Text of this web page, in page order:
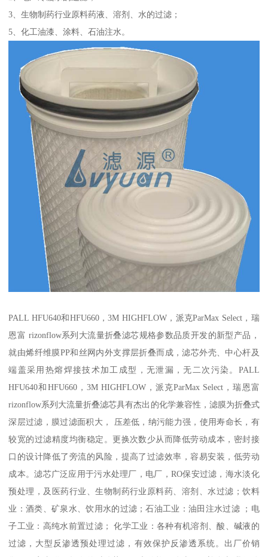
3、生物制药行业原料药液、溶剂、水的过滤；
5、化工油漆、涂料、石油注水。
PALL HFU640和HFU660，3M HIGHFLOW，派克ParMax Select，瑞
恩富 rizonflow系列大流量折叠滤芯规格参数品质开发的新型产品，
就由烯纤维膜PP和丝网内外支撑层折叠而成，滤芯外壳、中心杆及
端盖采用热熔焊接技术加工成型，无泄漏，无二次污染。PALL
HFU640和HFU660，3M HIGHFLOW，派克ParMax Select，瑞恩富
rizonflow系列大流量折叠滤芯具有杰出的化学兼容性，滤膜为折叠式
深层过滤，膜过滤面积大， 压差低，纳污能力强，使用寿命长，有
较宽的过滤精度均衡稳定。更换次数少从而降低劳动成本，密封接
口的设计降低了旁流的风险，提高了过滤效率，容易安装，低劳动
成本。滤芯广泛应用于污水处理厂，电厂，RO保安过滤，海水淡化
预处理，及医药行业、生物制药行业原料药、溶剂、水过滤；饮料
业：酒类、矿泉水、饮用水的过滤；石油工业：油田注水过滤 ；电
子工业：高纯水前置过滤； 化学工业：各种有机溶剂、酸、碱液的
过滤，大型反渗透预处理过滤，有效保护反渗透系统。出厂价销